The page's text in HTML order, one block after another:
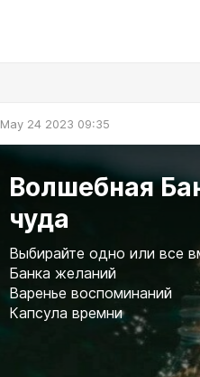
May 24 2023 09:35
Волшебная
чуда
Выбирайте одно или все
Банка желаний
Варенье воспоминаний
Капсула времни